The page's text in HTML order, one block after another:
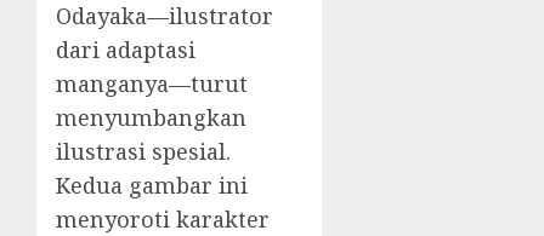
Odayaka—ilustrator
dari adaptasi
manganya—turut
menyumbangkan
ilustrasi spesial.
Kedua gambar ini
menyoroti karakter